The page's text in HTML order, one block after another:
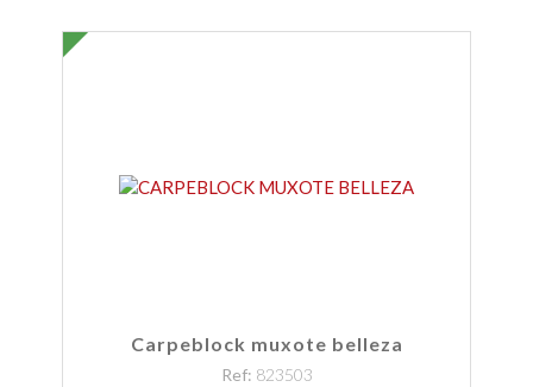
Carpeblock muxote belleza
Ref: 823503